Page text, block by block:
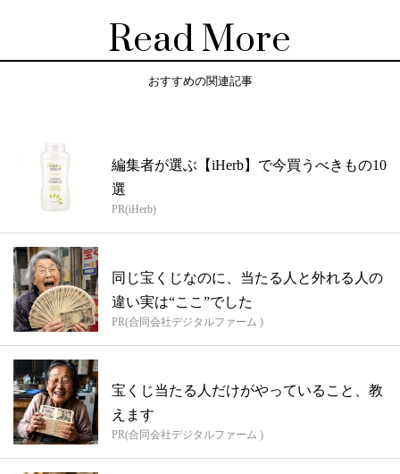
Read More
おすすめの関連記事
編集者が選ぶ【iHerb】で今買うべきもの10
選
PR(iHerb)
同じ宝くじなのに、当たる人と外れる人の
違い実は“ここ”でした
PR(合同会社デジタルファーム )
宝くじ当たる人だけがやっていること、教
えます
PR(合同会社デジタルファーム )